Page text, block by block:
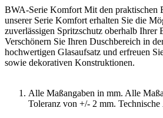
BWA-Serie Komfort Mit den praktischen
unserer Serie Komfort erhalten Sie die
zuverlässigen Spritzschutz oberhalb Ihrer
Verschönern Sie Ihren Duschbereich in
hochwertigen Glasaufsatz und erfreuen
sowie dekorativen Konstruktionen.
Alle Maßangaben in mm. Alle
Toleranz von +/- 2 mm.